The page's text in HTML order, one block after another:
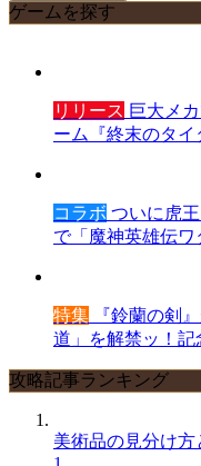
ゲームを探す
リリース 巨大メ
ーム『終末のタイ
コラボ ついに虎
で「魔神英雄伝ワ
特集 『鈴蘭の剣
道」を解禁ッ！記
攻略記事ランキング
美術品の見分け